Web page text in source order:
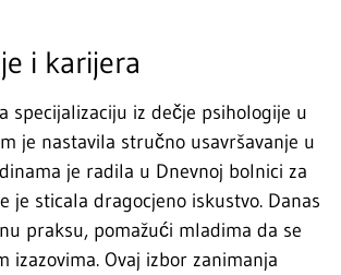
i karijera
specijalizaciju iz dečje psihologije u
je nastavila stručno usavršavanje u
je radila u Dnevnoj bolnici za
je sticala dragocjeno iskustvo. Danas
praksu, pomažući mladima da se
izazovima. Ovaj izbor zanimanja